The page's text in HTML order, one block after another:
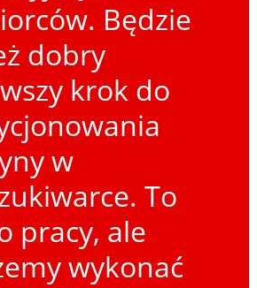
Będzie
dobry
krok do
w
To
pracy, ale
wykonać